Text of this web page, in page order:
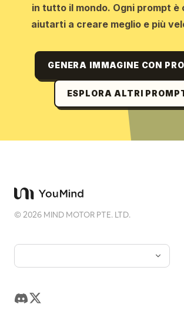
in tutto il mondo. Ogni prompt è
aiutarti a creare meglio e più
GENERA IMMAGINE CON
ESPLORA ALTRI
©2026 MIND MOTOR PTE. LTD.